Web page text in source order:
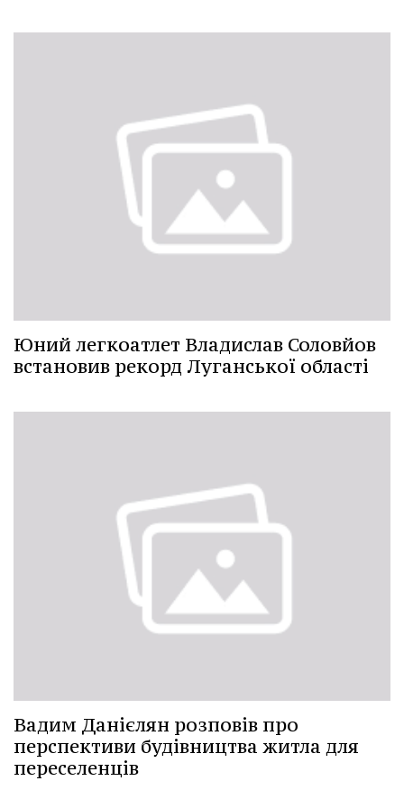
Юний легкоатлет Владислав Соловйов
встановив рекорд Луганської області
Вадим Данієлян розповів про
перспективи будівництва житла для
переселенців